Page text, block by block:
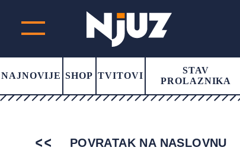
NAJNOVIJE SHOP TVITOVI
STAV
PROLAZNIKA
POVRATAK NA NASLOVNU